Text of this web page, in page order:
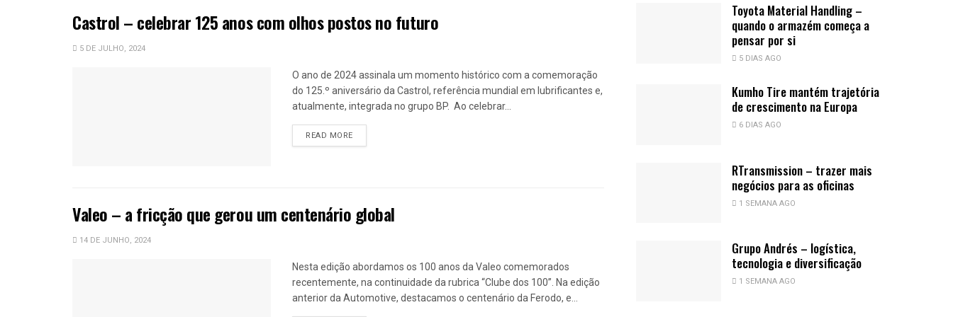
Castrol – celebrar 125 anos com olhos postos no futuro
5 DE JULHO, 2024
O ano de 2024 assinala um momento histórico com a comemoração
do 125.º aniversário da Castrol, referência mundial em lubrificantes e,
atualmente, integrada no grupo BP. Ao celebrar...
READ MOREDETAILS
Valeo – a fricção que gerou um centenário global
14 DE JUNHO, 2024
Nesta edição abordamos os 100 anos da Valeo comemorados
recentemente, na continuidade da rubrica “Clube dos 100”. Na edição
anterior da Automotive, destacamos o centenário da Ferodo, e...
Toyota Material Handling –
quando o armazém começa a
pensar por si
5 DIAS AGO
Kumho Tire mantém trajetória
de crescimento na Europa
6 DIAS AGO
RTransmission – trazer mais
negócios para as oficinas
1 SEMANA AGO
Grupo Andrés – logística,
tecnologia e diversificação
1 SEMANA AGO